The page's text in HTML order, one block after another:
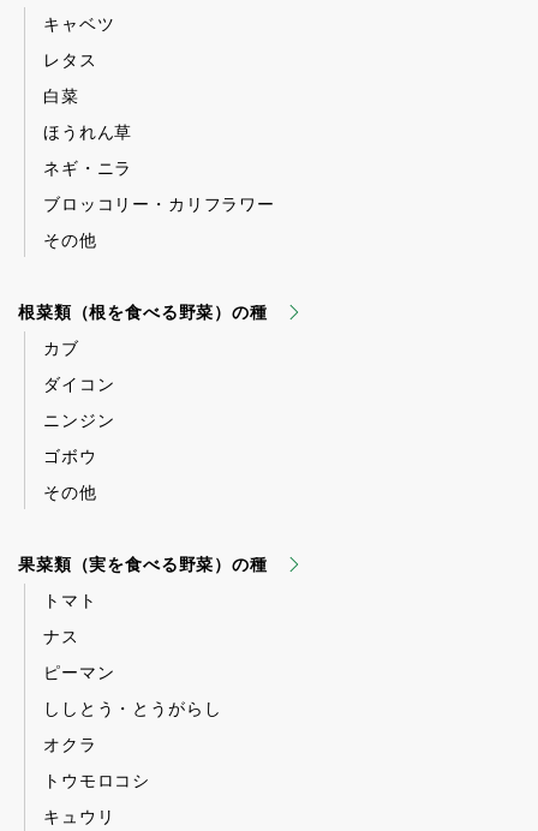
キャベツ
レタス
白菜
ほうれん草
ネギ・ニラ
ブロッコリー・カリフラワー
その他
根菜類（根を食べる野菜）の種
カブ
ダイコン
ニンジン
ゴボウ
その他
果菜類（実を食べる野菜）の種
トマト
ナス
ピーマン
ししとう・とうがらし
オクラ
トウモロコシ
キュウリ